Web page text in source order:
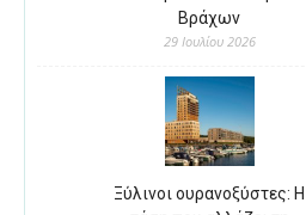
Βράχων
29 Ιουλίου 2026
Ξύλινοι ουρανοξύστες: Η